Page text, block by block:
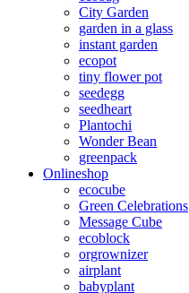
City Garden
garden in a glass
instant garden
ecopot
tiny flower pot
seedegg
seedheart
Plantochi
Wonder Bean
greenpack
Onlineshop
ecocube
Green Celebrations
Message Cube
ecoblock
orgrownizer
airplant
babyplant